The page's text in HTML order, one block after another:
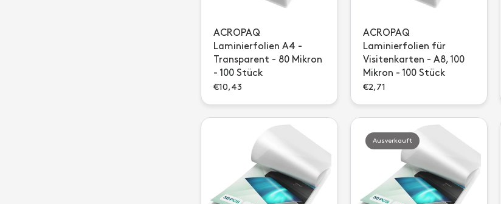
ACROPAQ
Laminierfolien A4 -
Transparent - 80 Mikron
- 100 Stück
€10,43
ACROPAQ
Laminierfolien für
Visitenkarten - A8, 100
Mikron - 100 Stück
€2,71
Ausverkauft